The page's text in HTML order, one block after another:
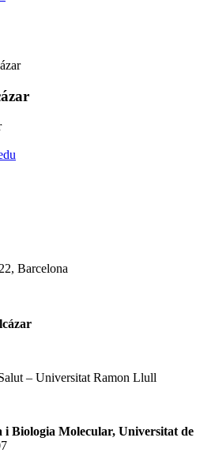
Barcelona
– Universitat Ramon Llull
i Biologia Molecular, Universitat de